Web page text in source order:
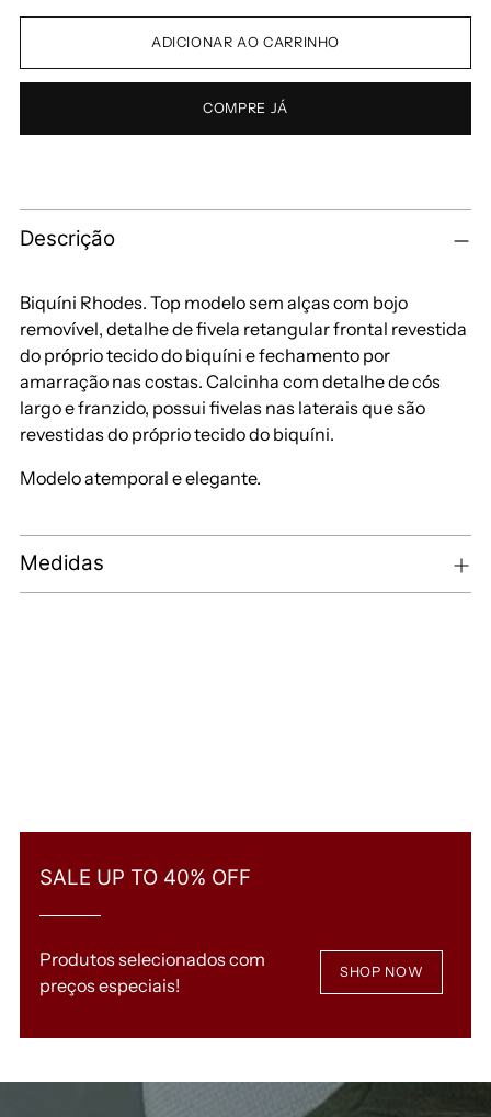
ADICIONAR AO CARRINHO
COMPRE JÁ
Descrição
Biquíni Rhodes. Top modelo sem alças com bojo
removível, detalhe de fivela retangular frontal revestida
do próprio tecido do biquíni e fechamento por
amarração nas costas. Calcinha com detalhe de cós
largo e franzido, possui fivelas nas laterais que são
revestidas do próprio tecido do biquíni.
Modelo atemporal e elegante.
Medidas
SALE UP TO 40% OFF
Produtos selecionados com
preços especiais!
SHOP NOW